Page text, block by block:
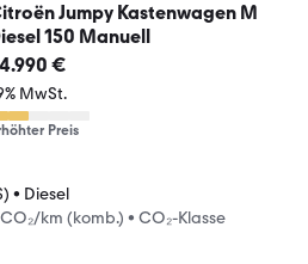
Jumpy Kastenwagen M
150 Manuell
€
MwSt.
Preis
• Diesel
km (komb.) • CO₂-Klasse